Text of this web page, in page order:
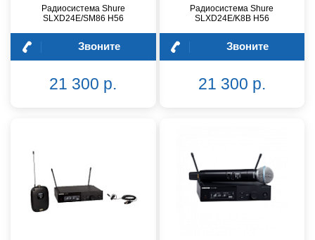
Радиосистема Shure
SLXD24E/SM86 H56
Звоните
21 300 р.
Радиосистема Shure
SLXD24E/K8B H56
Звоните
21 300 р.